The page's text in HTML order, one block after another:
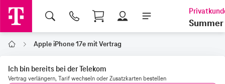
Shopping Cart
Summer
Home Apple iPhone 17e mit Vertrag
Ich bin bereits bei der Telekom
Vertrag verlängern, Tarif wechseln oder Zusatzkarten bestellen